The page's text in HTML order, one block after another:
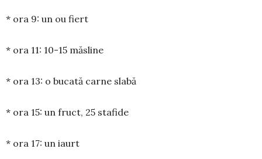
* ora 9: un ou fiert
* ora 11: 10-15 măsline
* ora 13: o bucată carne slabă
* ora 15: un fruct, 25 stafide
* ora 17: un iaurt